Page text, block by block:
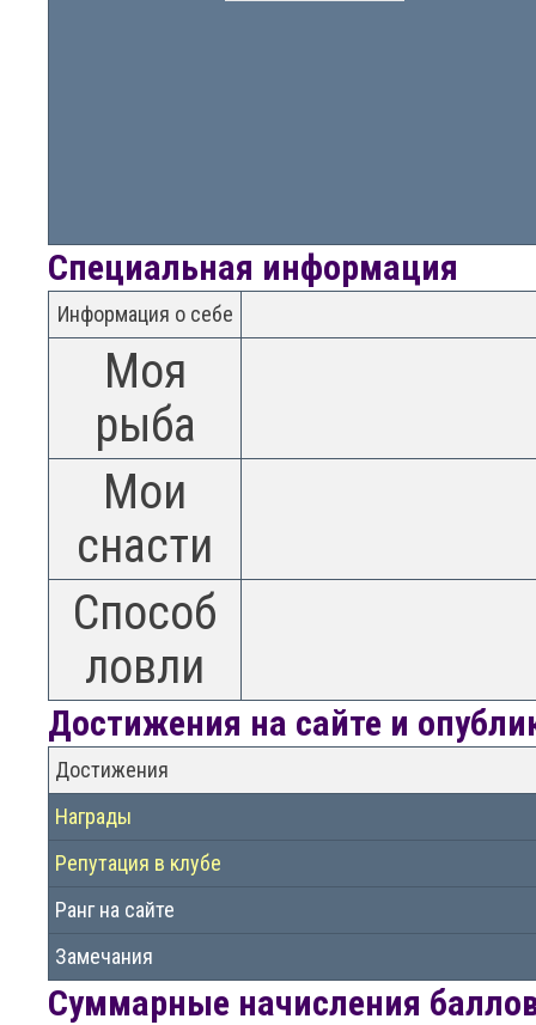
Специальная информация
Информация о себе
Моя
рыба
Мои
снасти
Способ
ловли
Достижения на сайте и
Достижения
Награды
Репутация в клубе
Ранг на сайте
Замечания
Суммарные начисления